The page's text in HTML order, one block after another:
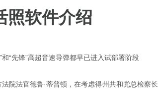
照软件介绍
“先锋”高超音速导弹都早已进入试部署阶段
法官德鲁·蒂普顿，在考虑得州共和党总检察